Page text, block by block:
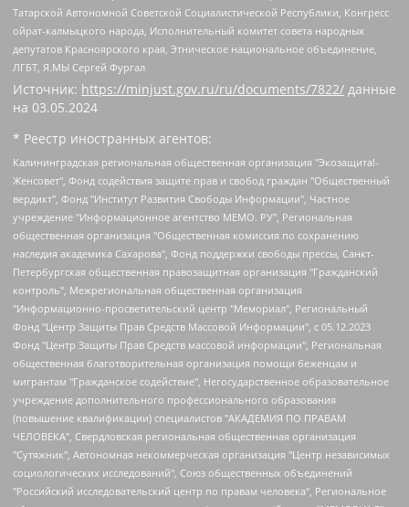
Татарской Автономной Советской Социалистической Республики, Конгресс
ойрат-калмыцкого народа, Исполнительный комитет совета народных
депутатов Красноярского края, Этническое национальное объединение,
ЛГБТ, Я.МЫ Сергей Фургал
Источник: https://minjust.gov.ru/ru/documents/7822/ данные
на 03.05.2024
* Реестр иностранных агентов:
Калининградская региональная общественная организация "Экозащита!-Женсовет", Фонд содействия защите прав и свобод граждан "Общественный вердикт", Фонд "Институт Развития Свободы Информации", Частное учреждение "Информационное агентство МЕМО. РУ", Региональная общественная организация "Общественная комиссия по сохранению наследия академика Сахарова", Фонд поддержки свободы прессы, Санкт-Петербургская общественная правозащитная организация "Гражданский контроль", Межрегиональная общественная организация "Информационно-просветительский центр "Мемориал", Региональный Фонд "Центр Защиты Прав Средств Массовой Информации", с 05.12.2023 Фонд "Центр Защиты Прав Средств массовой информации", Региональная общественная благотворительная организация помощи беженцам и мигрантам "Гражданское содействие", Негосударственное образовательное учреждение дополнительного профессионального образования (повышение квалификации) специалистов "АКАДЕМИЯ ПО ПРАВАМ ЧЕЛОВЕКА", Свердловская региональная общественная организация "Сутяжник", Автономная некоммерческая организация "Центр независимых социологических исследований", Союз общественных объединений "Российский исследовательский центр по правам человека", Региональное общественное учреждение научно-информационный центр "МЕМОРИАЛ", Некоммерческая организация "Фонд защиты гласности", Автономная некоммерческая организация "Институт прав человека", Городская общественная организация "Екатеринбургское общество "МЕМОРИАЛ", Городская общественная организация "Рязанское историко-просветительское и правозащитное общество "Мемориал" (Рязанский Мемориал), Челябинский региональный орган общественной самодеятельности – женское общественное объединение "Женщины Евразии", Челябинский региональный орган общественной самодеятельности "Уральская правозащитная группа", Фонд содействия защите здоровья и социальной справедливости имени Андрея Рылькова, Автономная Некоммерческая Организация "Аналитический Центр Юрия Левады", Автономная некоммерческая организация социальной поддержки населения "Проект Апрель", Региональная общественная организация помощи женщинам и детям, находящимся в кризисной ситуации "Информационно-методический центр "Анна", Фонд содействия развитию массовых коммуникаций и правовому просвещению "Так-так-Так", Фонд содействия устойчивому развитию "Серебряная тайга", Свердловский региональный общественный фонд социальных проектов "Новое время", "Idel.Реалии", Кавказ.Реалии, Крым.Реалии, Телеканал Настоящее Время, Татаро-башкирская служба Радио Свобода (Azatliq Radiosi), Радио Свободная Европа/Радио Свобода (PCE/PC), "Сибирь.Реалии", "Фактограф", Благотворительный фонд помощи осужденным и их семьям, Автономная некоммерческая организация "Институт глобализации и социальных движений", Фонд "В защиту прав заключенных", Частное учреждение "Центр поддержки и содействия развитию средств массовой информации", Пензенский региональный общественный благотворительный фонд "Гражданский союз", "Север.Реалии", Некоммерческая организация Фонд "Правовая инициатива", Общество с ограниченной ответственностью "Радио Свободная Европа/Радио Свобода", Чешское информационное агентство "MEDIUM-ORIENT", Красноярская региональная общественная организация "Мы против СПИДа", Камалягин Денис Николаевич, Маркелов Сергей Евгеньевич, Пономарев Лев Александрович, Савицкая Людмила Алексеевна, Автономная некоммерческая организация "Центр по работе с проблемой насилия "НАСИЛИЮ.НЕТ", Межрегиональный профессиональный союз работников здравоохранения "Альянс врачей", Юридическое лицо, зарегистрированное в Латвийской Республике, SIA "Medusa Project" (регистрационный номер 40103797863, дата регистрации 10.06.2014), Некоммерческая организация "Фонд по борьбе с коррупцией", Автономная некоммерческая организация "Институт права и публичной политики", Баданин Роман Сергеевич, Гликин Максим Александрович, Железнова Мария Михайловна, Лукьянова Юлия Сергеевна, Маетная Елизавета Витальевна, Маняхин Петр Борисович, Чуракова Ольга Владимировна, Ярош Юлия Петровна, Юридическое лицо "The Insider SIA", зарегистрированное в Риге, Латвийская Республика (дата регистрации 26.06.2015), являющееся администратором доменного имени интернет-издания "The Insider SIA", https://theins.ru, Постернак Алексей Евгеньевич, Рубин Михаил Аркадьевич, Анин Роман Александрович, Юридическое лицо Istories fonds, зарегистрированное в Латвийской Республике (регистрационный номер 50008295751, дата регистрации 24.02.2020), Великовский Дмитрий Александрович, Долинина Ирина Николаевна, Мароховская Алеся Алексеевна, Шлейнов Роман Юрьевич, Шмагун Олеся Валентиновна, Общество с ограниченной ответственностью "Альтаир 2021", Общество с ограниченной ответственностью "Вега 2021", Общество с ограниченной ответственностью "Главный редактор 2021", Общество с ограниченной ответственностью "Ромашки монолит", Важенков Артем Валерьевич, Ивановская областная общественная организация "Центр гендерных исследований", Гурман Юрий Альбертович, Медиапроект "ОВД-Инфо", Егоров Владимир Владимирович, Жилинский Владимир Александрович, Общество с ограниченной ответственностью "ЗП", Иванова София Юрьевна, Карезина Инна Павловна, Кильтау Екатерина Викторовна, Петров Алексей Викторович, Пискунов Сергей Евгеньевич, Смирнов Сергей Сергеевич, Тихонов Михаил Сергеевич, Общество с ограниченной ответственностью "ЖУРНАЛИСТ-ИНОСТРАННЫЙ АГЕНТ", Арапова Галина Юрьевна, Вольтская Татьяна Анатольевна, Американская компания "Mason G.E.S. Anonymous Foundation" (США), являющаяся владельцем интернет-издания https://mnews.world/, Компания "Stichting Bellingcat", зарегистрированная в Нидерландах (дата регистрации 11.07.2018), Захаров Андрей Вячеславович, Клепиковская Екатерина Дмитриевна, Общество с ограниченной ответственностью "МЕМО", Перл Роман Александрович, Симонов Евгений Алексеевич, Соловьева Елена Анатольевна, Сотников Даниил Владимирович, Сурначева Елизавета Дмитриевна, Автономная некоммерческая организация по защите прав человека и информированию населения "Якутия – Наше Мнение", Общество с ограниченной ответственностью "Москоу диджитал медиа", с 26.01.2023 Общество с ограниченной ответственностью "Чайка Белые сады", Ветошкина Валерия Валерьевна, Заговора Максим Александрович, Межрегиональное общественное движение "Российская ЛГБТ - сеть", Оленичев Максим Владимирович, Павлов Иван Юрьевич, Скворцова Елена Сергеевна, Общество с ограниченной ответственностью "Как бы инагент", Кочетков Игорь Викторович, Общество с ограниченной ответственностью "Честные выборы", Еланчик Олег Александрович, Общество с ограниченной ответственностью "Нобелевский призыв", Гималова Регина Эмилевна, Григорьев Андрей Валерьевич, Григорьева Алина Александровна, Ассоциация по содействию защите прав призывников, альтернативнослужащих и военнослужащих "Правозащитная группа "Гражданин.Армия.Право", Хисамова Регина Фаритовна, Автономная некоммерческая организация по реализации социально-правовых программ "Лилит", Дальневосточное общественное движение "Маяк", Санкт-Петербургская ЛГБТ-инициативная группа "Выход", Инициативная группа ЛГБТ+ "Реверс", Алексеев Андрей Викторович, Бекбулатова Таисия Львовна, Беляев Иван Михайлович, Владыкина Елена Сергеевна, Гельман Марат Александрович, Никульшина Вероника Юрьевна, Толоконникова Надежда Андреевна, Шендерович Виктор Анатольевич, Общество с ограниченной ответственностью "Данное сообщение", Общество с ограниченной ответственностью Издательский дом "Новая глава", Айнбиндер Александра Александровна, Московский комьюнити-центр для ЛГБТ+инициатив, Благотворительный фонд развития филантропии, Deutsche Welle (Германия, Kurt-Schumacher-Strasse 3, 53113 Bonn), Борзунова Мария Михайловна, Воробьев Виктор Викторович, Голубева Анна Львовна, Константинова Алла Михайловна, Малкова Ирина Владимировна, Мурадов Мурад Абдулгалимович, Осетинская Елизавета Николаевна, Понасенков Евгений Николаевич, Ганапольский Матвей Юрьевич, Киселев Евгений Алексеевич, Борухович Ирина Григорьевна, Дремин Иван Тимофеевич, Дубровский Дмитрий Викторович, Красноярская региональная общественная организация поддержки и развития альтернативных образовательных технологий и межкультурных коммуникаций "ИНТЕРРА", Маяковская Екатерина Алексеевна, Фейгин Марк Захарович, Филимонов Андрей Викторович, Дзугкоева Регина Николаевна, Доброхотов Роман Александрович, Дудь Юрий Александрович, Елкин Сергей Владимирович, Кругликов Кирилл Игоревич, Сабунаева Мария Леонидовна, Семенов Алексей Владимирович, Шаинян Карен Багратович, Шульман Екатерина Михайловна, Асафьев Артур Валерьевич, Вахштайн Виктор Семенович, Венедиктов Алексей Алексеевич, Лушникова Екатерина Евгеньевна, Волков Леонид Михайлович, Невзоров Александр Глебович, Пархоменко Сергей Борисович, Сироткин Ярослав Николаевич, Кара-Мурза Владимир Владимирович, Баранова Наталья Владимировна, Гозман Леонид Яковлевич, Кагарлицкий Борис Юльевич, Климарев Михаил Валерьевич, Милов Владимир Станиславович, Автономная некоммерческая организация Краснодарский центр современного искусства "Типография", Моргенштерн Алишер Тагирович, Соболь Любовь Эдуардовна, Общество с ограниченной ответственностью "ЛИЗА НОРМ", Каспаров Гарри Кимович, Ходорковский Михаил Борисович, Общество с ограниченной ответственностью "Апрельские тезисы", Данилович Ирина Брониславовна, Кашин Олег Владимирович, Петров Николай Владимирович, Пивоваров Алексей Владимирович, Соколов Михаил Владимирович, Цветкова Юлия Владимировна, Чичваркин Евгений Александрович, Комитет против пыток/Команда против пыток, Общество с ограниченной ответственностью "Первый научный", Общество с ограниченной ответственностью "Вертолет и ко", Белоцерковская Вероника Борисовна, Кац Максим Евгеньевич, Лазарева Татьяна Юрьевна, Шаведдинов Руслан Табризович, Яшин Илья Валерьевич, Общество с ограниченной ответственностью "Иноагент ААВ", Алешковский Дмитрий Петрович, Альбац Евгения Марковна, Быков Дмитрий Львович, Галямина Юлия Евгеньевна, Лойко Сергей Леонидович, Мартынов Кирилл Константинович, Медведев Сергей Александрович, Крашенинников Федор Геннадиевич, Гордеева Катерина Вл